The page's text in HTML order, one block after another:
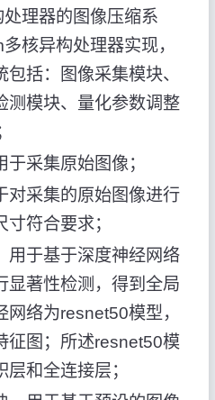
理器的图像压缩系
核异构处理器实现，
括：图像采集模块、
测模块、量化参数调整
采集原始图像；
对采集的原始图像进行
符合要求；
用于基于深度神经网络
显著性检测，得到全局
络为resnet50模型，
征图；所述resnet50模
和全连接层；